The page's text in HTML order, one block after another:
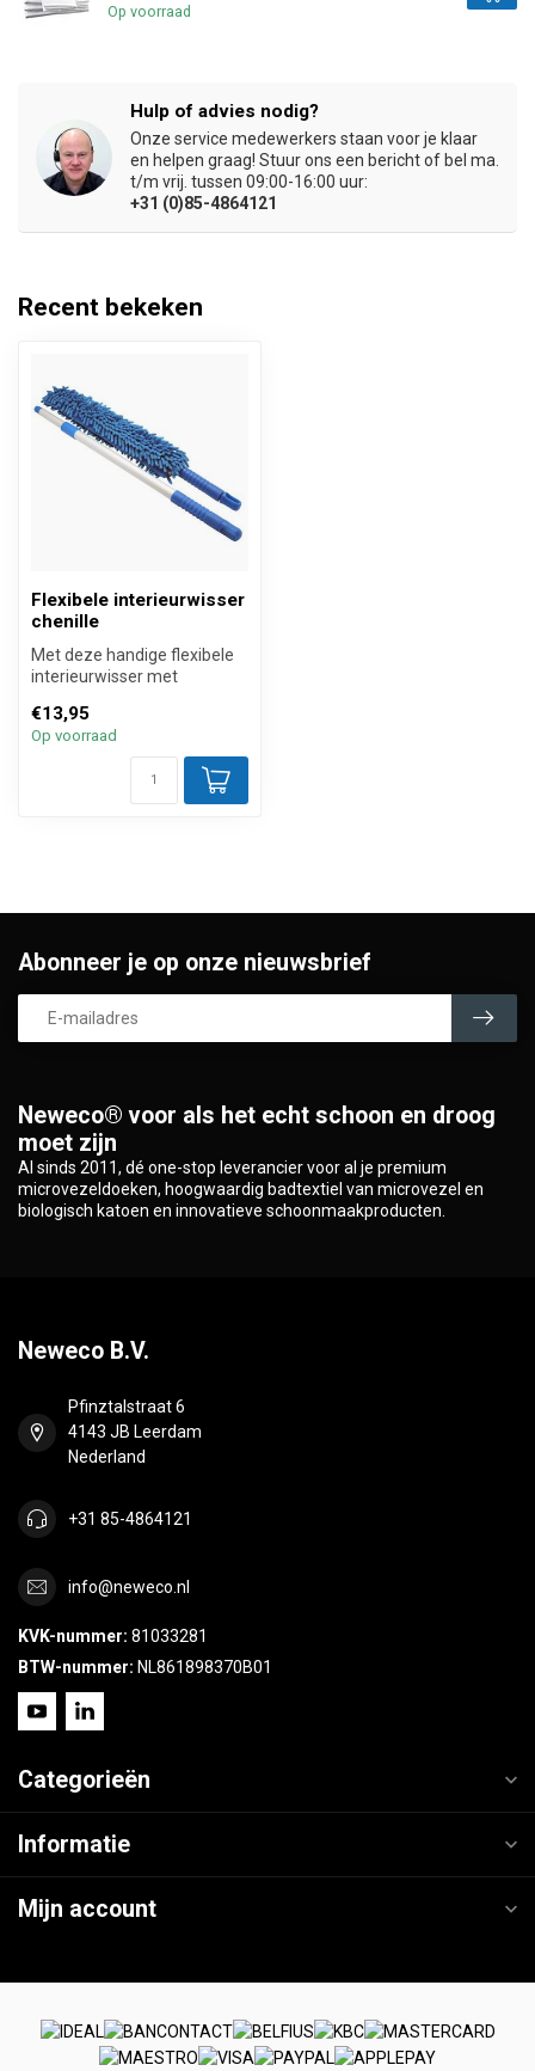
Op voorraad
Hulp of advies nodig?
Onze service medewerkers staan voor je klaar
en helpen graag! Stuur ons een bericht of bel ma.
t/m vrij. tussen 09:00-16:00 uur:
+31 (0)85-4864121
Recent bekeken
Flexibele interieurwisser
chenille
Met deze handige flexibele
interieurwisser met
lang...
€13,95
Op voorraad
Neweco® voor als het echt schoon en droog
moet zijn
Al sinds 2011, dé one-stop leverancier voor al je premium
microvezeldoeken, hoogwaardig badtextiel van microvezel en
biologisch katoen en innovatieve schoonmaakproducten.
Abonneer je op onze nieuwsbrief
Neweco B.V.
Pfinztalstraat 6
4143 JB Leerdam
Nederland
+31 85-4864121
info@neweco.nl
KVK-nummer: 81033281
BTW-nummer: NL861898370B01
Categorieën
Informatie
Mijn account